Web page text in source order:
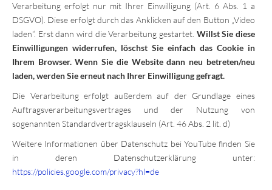
Verarbeitung erfolgt nur mit Ihrer Einwilligung (Art. 6 Abs. 1 a
DSGVO). Diese erfolgt durch das Anklicken auf den Button „Video
laden“. Erst dann wird die Verarbeitung gestartet. Willst Sie diese
Einwilligungen widerrufen, löschst Sie einfach das Cookie in
Ihrem Browser. Wenn Sie die Website dann neu betreten/neu
laden, werden Sie erneut nach Ihrer Einwilligung gefragt.
Die Verarbeitung erfolgt außerdem auf der Grundlage eines
Auftragsverarbeitungsvertrages und der Nutzung von
sogenannten Standardvertragsklauseln (Art. 46 Abs. 2 lit. d)
Weitere Informationen über Datenschutz bei YouTube finden Sie
in deren Datenschutzerklärung unter:
https://policies.google.com/privacy?hl=de